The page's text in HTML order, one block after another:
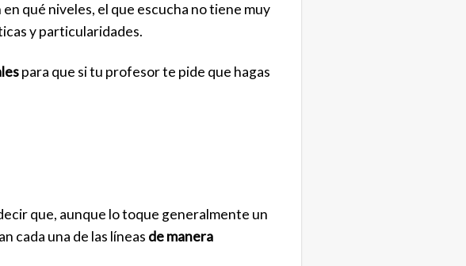
qué niveles, el que escucha no tiene muy
y particularidades.
para que si tu profesor te pide que hagas
que, aunque lo toque generalmente un
cada una de las líneas de manera